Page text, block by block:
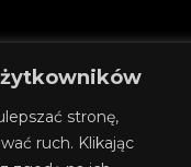
stronę,
ruch. Klikając